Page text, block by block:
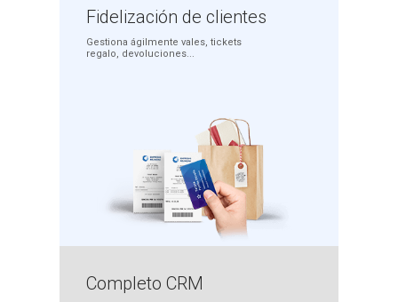
Fidelizaciónde clientes
Gestiona ágilmente vales, tickets
regalo, devoluciones...
CompletoCRM